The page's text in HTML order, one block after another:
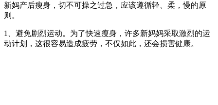
新妈产后瘦身，切不可操之过急，应该遵循轻、柔，慢的原
则。
1、避免剧烈运动。为了快速瘦身，许多新妈妈采取激烈的运
动计划，这很容易造成疲劳，不仅如此，还会损害健康。